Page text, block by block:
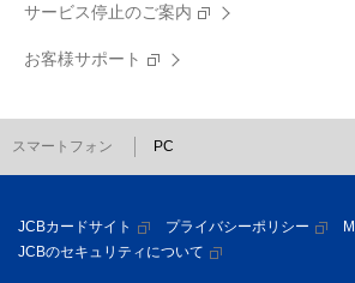
サービス停止のご案内
お客様サポート
スマートフォン PC
JCBカードサイト プライバシーポリシー
JCBのセキュリティについて